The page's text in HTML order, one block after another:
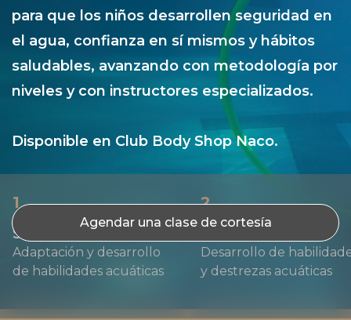
para que los niños desarrollen seguridad en
el agua, confianza en sí mismos y hábitos
saludables, avanzando con metodología por
niveles y con instructores especializados.
Disponible en Club Body Shop Naco.
Agendar una clase de cortesía
1
Starfish
Adaptación y desarrollo
de habilidades acuáticas
2
Desarrollo de
y destrezas acuáticas